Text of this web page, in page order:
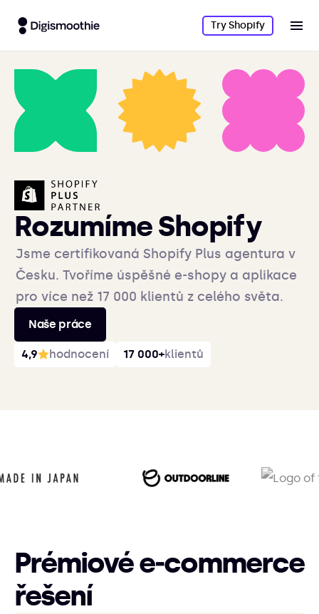
Try Shopify
Rozumíme Shopify
Jsme certifikovaná Shopify Plus agentura v
Česku. Tvoříme úspěšné e-shopy a aplikace
pro více než 17 000 klientů z celého světa.
Naše práce
4,9 hodnocení 17 000+klientů
Prémiové e‑commerce
řešení